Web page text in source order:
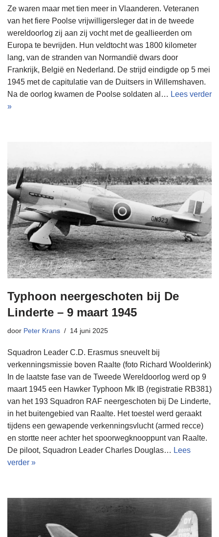
Ze waren maar met tien meer in Vlaanderen. Veteranen
van het fiere Poolse vrijwilligersleger dat in de tweede
wereldoorlog zij aan zij vocht met de geallieerden om
Europa te bevrijden. Hun veldtocht was 1800 kilometer
lang, van de stranden van Normandië dwars door
Frankrijk, België en Nederland. De strijd eindigde op 5 mei
1945 met de capitulatie van de Duitsers in Willemshaven.
Na de oorlog kwamen de Poolse soldaten al… Lees verder
»
Typhoon neergeschoten bij De
Linderte – 9 maart 1945
door Peter Krans 14 juni 2025
Squadron Leader C.D. Erasmus sneuvelt bij
verkenningsmissie boven Raalte (foto Richard Woolderink)
In de laatste fase van de Tweede Wereldoorlog werd op 9
maart 1945 een Hawker Typhoon Mk IB (registratie RB381)
van het 193 Squadron RAF neergeschoten bij De Linderte,
in het buitengebied van Raalte. Het toestel werd geraakt
tijdens een gewapende verkenningsvlucht (armed recce)
en stortte neer achter het spoorwegknooppunt van Raalte.
De piloot, Squadron Leader Charles Douglas… Lees
verder »